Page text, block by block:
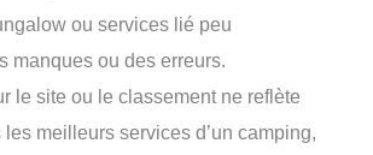
ou services lié peu
manques ou des erreurs.
le site ou le classement ne reflète
meilleurs services d’un camping,